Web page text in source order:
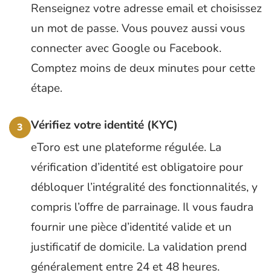
Renseignez votre adresse email et choisissez
un mot de passe. Vous pouvez aussi vous
connecter avec Google ou Facebook.
Comptez moins de deux minutes pour cette
étape.
3
Vérifiez votre identité (KYC)
eToro est une plateforme régulée. La
vérification d’identité est obligatoire pour
débloquer l’intégralité des fonctionnalités, y
compris l’offre de parrainage. Il vous faudra
fournir une pièce d’identité valide et un
justificatif de domicile. La validation prend
généralement entre 24 et 48 heures.